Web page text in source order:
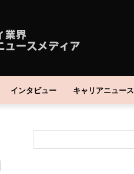
インタビュー キャリアニュース